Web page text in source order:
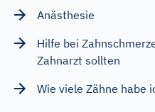
Anästhesie
Hilfe bei
Zahnarzt sollten
Wie viele Zähne habe